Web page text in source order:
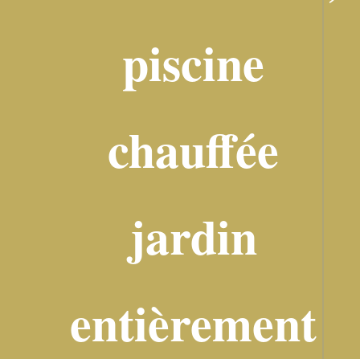
piscine
chauffée
jardin
entièrement